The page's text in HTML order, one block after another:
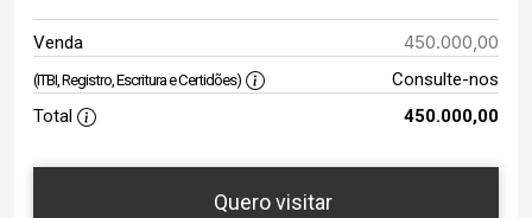
Venda 450.000,00
(ITBI, Registro, Escritura e Certidões)
Consulte-nos
Total
450.000,00
Quero visitar